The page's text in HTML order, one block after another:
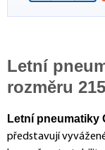
Letní
rozměru
Letní pneumatiky
představují